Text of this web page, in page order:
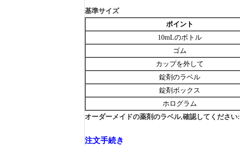
基準サイズ
ポイント
10mLのボトル
ゴム
カップを外して
錠剤のラベル
錠剤ボックス
ホログラム
オーダーメイドの薬剤のラベル,確認してください:
注文手続き